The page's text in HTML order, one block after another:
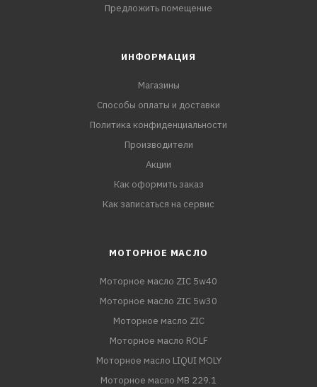
Предложить помещение
ИНФОРМАЦИЯ
Магазины
Способы оплаты и доставки
Политика конфиденциальности
Производители
Акции
Как оформить заказ
Как записаться на сервис
МОТОРНОЕ МАСЛО
Моторное масло ZIC 5w40
Моторное масло ZIC 5w30
Моторное масло ZIC
Моторное масло ROLF
Моторное масло LIQUI MOLY
Моторное масло MB 229.1